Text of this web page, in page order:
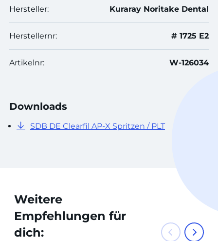
Hersteller: Kuraray Noritake Dental
Herstellernr: # 1725 E2
Artikelnr: W-126034
Downloads
SDB DE Clearfil AP-X Spritzen / PLT
Weitere
Empfehlungen für
dich: